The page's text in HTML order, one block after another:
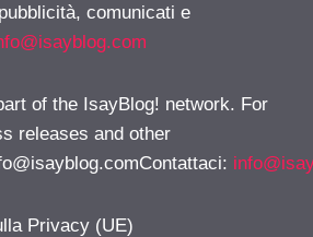
comunicati e
of the IsayBlog! network. For
releases and other
:
Privacy (UE)